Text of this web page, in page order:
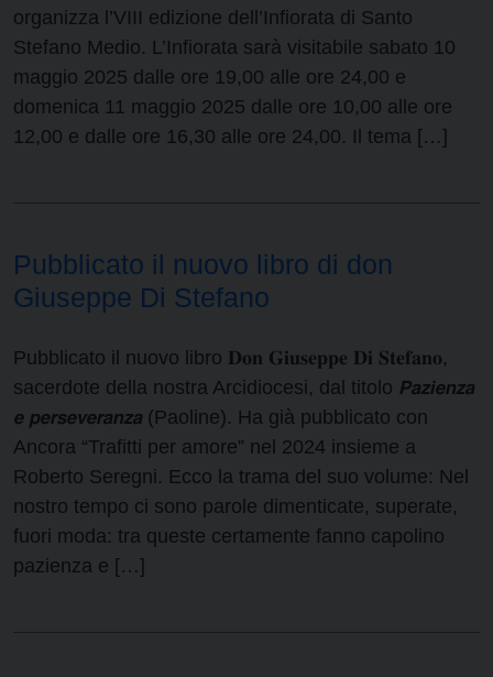
organizza l’VIII edizione dell’Infiorata di Santo
Stefano Medio. L’Infiorata sarà visitabile sabato 10
maggio 2025 dalle ore 19,00 alle ore 24,00 e
domenica 11 maggio 2025 dalle ore 10,00 alle ore
12,00 e dalle ore 16,30 alle ore 24,00. Il tema […]
Pubblicato il nuovo libro di don
Giuseppe Di Stefano
Pubblicato il nuovo libro 𝐃𝐨𝐧 𝐆𝐢𝐮𝐬𝐞𝐩𝐩𝐞 𝐃𝐢 𝐒𝐭𝐞𝐟𝐚𝐧𝐨,
sacerdote della nostra Arcidiocesi, dal titolo 𝙋𝙖𝙯𝙞𝙚𝙣𝙯𝙖
𝙚 𝙥𝙚𝙧𝙨𝙚𝙫𝙚𝙧𝙖𝙣𝙯𝙖 (Paoline). Ha già pubblicato con
Ancora “Trafitti per amore” nel 2024 insieme a
Roberto Seregni. Ecco la trama del suo volume: Nel
nostro tempo ci sono parole dimenticate, superate,
fuori moda: tra queste certamente fanno capolino
pazienza e […]